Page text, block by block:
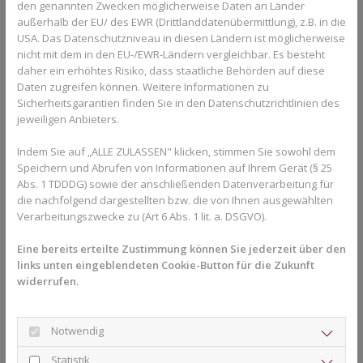
die Zähne nicht ausreichend mit Speichel umspült werden.
Wie wird ein offener Biss behandelt?
Wie schwierig sich die Behandlung eines offenen Bisses
gestaltet, hängt im Wesentlichen vom Alter der Person ab. Je
jünger sie ist, umso einfacher kann man einen offenen Biss
therapieren. Kinder und Erwachsene werden unterschiedlich
Um einem offenen Biss bei Kindern vorzubeugen, ist es ratsam,
früh schlechte Angewohnheiten abzugewöhnen. Spätestens ab
dem dritten Lebensjahr sollte das Kind von Schnuller und
Daumenlutschen entwöhnt sein. Zeichnet sich bis dahin bereits
wieder normalisieren. Möglich ist hier der Einsatz vonÜbungen,
die die Muskulatur von Gesicht, Mund und Zunge stärken, was
ein normales Kieferwachstum begünstigt.
Ist die Fehlstellung schon zu weit fortgeschritten, ist
eineFrühbehandlung
nötig. Möglich ist etwa der Einsatz einer
herausnehmbaren oder festsitzenden Zahnspange. Dabei kann
den genannten Zwecken möglicherweise Daten an Länder
außerhalb der EU/ des EWR (Drittlanddatenübermittlung), z.B. in die
USA. Das Datenschutzniveau in diesen Ländern ist möglicherweise
nicht mit dem in den EU-/EWR-Ländern vergleichbar. Es besteht
daher ein erhöhtes Risiko, dass staatliche Behörden auf diese
Daten zugreifen können. Weitere Informationen zu
Sicherheitsgarantien finden Sie in den Datenschutzrichtlinien des
jeweiligen Anbieters.
Indem Sie auf „ALLE ZULASSEN" klicken, stimmen Sie sowohl dem
Speichern und Abrufen von Informationen auf Ihrem Gerät (§ 25
Abs. 1 TDDDG) sowie der anschließenden Datenverarbeitung für
die nachfolgend dargestellten bzw. die von Ihnen ausgewählten
Verarbeitungszwecke zu (Art 6 Abs. 1 lit. a. DSGVO).
Eine bereits erteilte Zustimmung können Sie jederzeit über den
links unten eingeblendeten Cookie-Button für die Zukunft
widerrufen.
Notwendig
Statistik